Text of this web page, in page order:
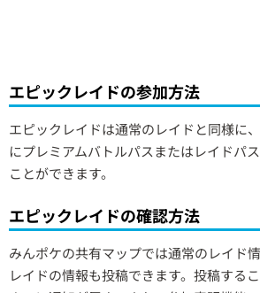
エピックレイドの参加方法
エピックレイドは通常のレイドと同様に
にプレミアムバトルパスまたはレイドパ
ことができます。
エピックレイドの確認方法
みんポケの共有マップでは通常のレイド
レイドの情報も投稿できます。投稿する